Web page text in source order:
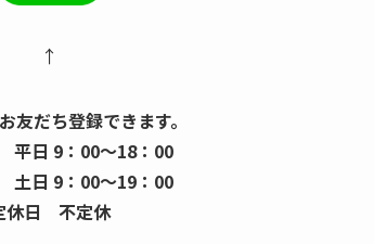
↑
友だち登録できます。
日 9：00～18：00
00～19：00
休日 不定休